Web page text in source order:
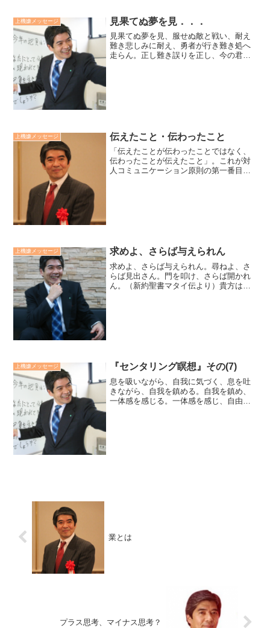
上機嫌メッセージ 見果てぬ夢を見．．．
見果てぬ夢を見、服せぬ敵と戦い、耐え
難き悲しみに耐え、勇者が行き難き処へ
走らん。正し難き誤りを正し、今の君よ
上機嫌メッセージ 伝えたこと・伝わったこと
「伝えたことが伝わったことではなく、
伝わったことが伝えたこと」。これが対
人コミュニケーション原則の第一番目で
上機嫌メッセージ 求めよ、さらば与えられん
求めよ、さらば与えられん。尋ねよ、さ
らば見出さん。門を叩け、さらば開かれ
ん。（新約聖書マタイ伝より）貴方はこ
上機嫌メッセージ 『センタリング瞑想』その(7)
息を吸いながら、自我に気づく、息を吐
きながら、自我を鎮める。自我を鎮め、
一体感を感じる。一体感を感じ、自由が
業とは
プラス思考、マイナス思考？